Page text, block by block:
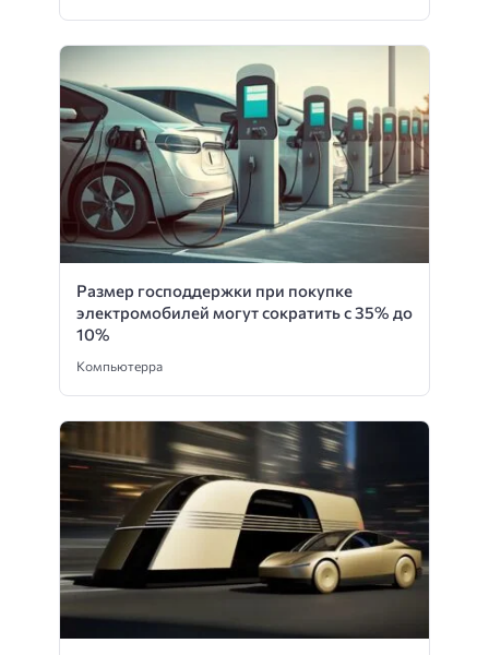
Размер господдержки при покупке
электромобилей могут сократить с 35% до
10%
Компьютерра